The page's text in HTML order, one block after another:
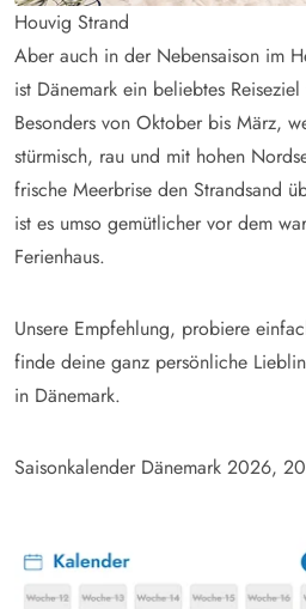
Houvig Strand
Aber auch in der Nebensaison im
ist Dänemark ein beliebtes
Besonders von Oktober bis März,
stürmisch, rau und mit hohen
frische Meerbrise den Strandsand
ist es umso gemütlicher vor dem
Ferienhaus.
Unsere Empfehlung, probiere
finde deine ganz persönliche
in Dänemark.
Saisonkalender Dänemark 2026,